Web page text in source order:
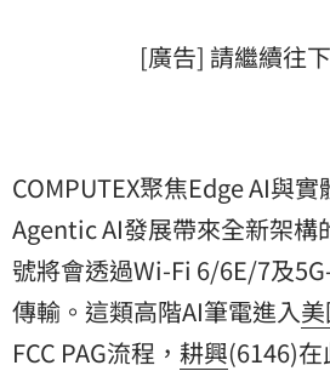
[廣告] 請繼續往
COMPUTEX聚焦Edge AI與實
Agentic AI發展帶來全新架構
號將會透過Wi-Fi 6/6E/7及
傳輸。這類高階AI筆電進入
FCC PAG流程， 耕興(6146)